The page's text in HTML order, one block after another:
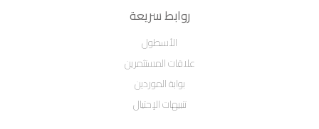
روابط سريعة
الأسطول
علاقات المستثمرين
بوابة الموردين
تنبيهات الإحتيال